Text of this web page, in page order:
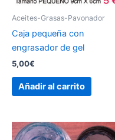
Aceites-Grasas-Pavonador
Caja pequeña con
engrasador de gel
5,00€
Añadir al carrito